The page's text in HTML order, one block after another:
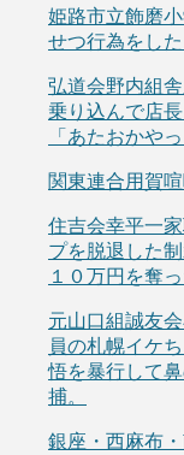
姫路市立飾磨
せつ行為をした
弘道会野内組
乗り込んで店
「あたおかや
関東連合用賀
住吉会幸平一
プを脱退した
１０万円を奪
元山口組誠友
員の札幌イケ
悟を暴行して
捕。
銀座・西麻布